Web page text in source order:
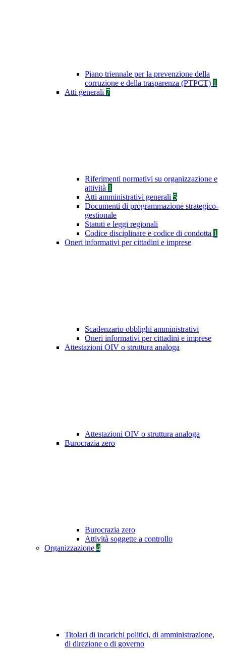
Piano triennale per la prevenzione della
corruzione e della trasparenza (PTPCT) 1
Atti generali 7
Riferimenti normativi su organizzazione e
attività 1
Atti amministrativi generali 5
Documenti di programmazione strategico-
gestionale
Statuti e leggi regionali
Codice disciplinare e codice di condotta 1
Oneri informativi per cittadini e imprese
Scadenzario obblighi amministrativi
Oneri informativi per cittadini e imprese
Attestazioni OIV o struttura analoga
Attestazioni OIV o struttura analoga
Burocrazia zero
Burocrazia zero
Attività soggette a controllo
Organizzazione 4
Titolari di incarichi politici, di amministrazione,
di direzione o di governo